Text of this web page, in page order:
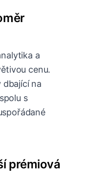
a
cenu.
dbající na
s
prémiová